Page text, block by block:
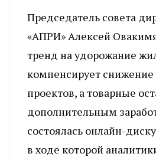
Председатель совета
«АПРИ» Алексей
тренд на удорожание
компенсирует снижение
проектов, а товарные
дополнительным
состоялась онлайн-
в ходе которой